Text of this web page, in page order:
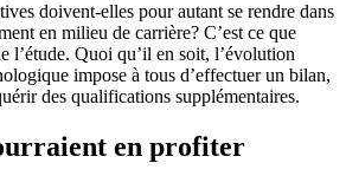
doivent-elles pour autant se rendre dans
en milieu de carrière? C’est ce que
l’étude. Quoi qu’il en soit, l’évolution
impose à tous d’effectuer un bilan,
des qualifications supplémentaires.
en profiter